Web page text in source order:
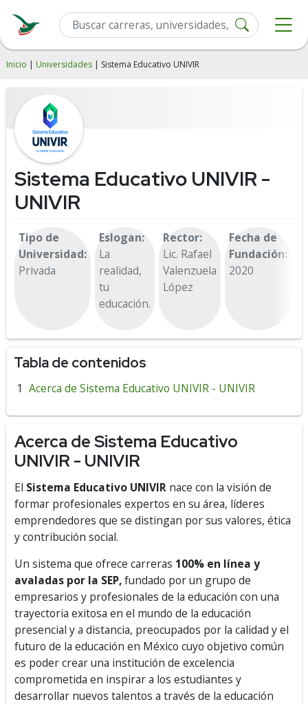
Inicio | Universidades | Sistema Educativo UNIVIR
Sistema Educativo UNIVIR -
UNIVIR
Tipo de
Universidad:
Privada
Eslogan:
La
realidad,
tu
educación.
Rector:
Lic. Rafael
Valenzuela
López
Fecha de
Fundación:
2020
Tabla de contenidos
Acerca de Sistema Educativo UNIVIR - UNIVIR
Acerca de Sistema Educativo
UNIVIR - UNIVIR
El Sistema Educativo UNIVIR nace con la visión de
formar profesionales expertos en su área, líderes
emprendedores que se distingan por sus valores, ética
y contribución social.
Un sistema que ofrece carreras 100% en línea y
avaladas por la SEP,fundado por un grupo de
empresarios y profesionales de la educación con una
trayectoria exitosa en el mundo de la educación
presencial y a distancia, preocupados por la calidad y el
futuro de la educación en México cuyo objetivo común
es poder crear una institución de excelencia
comprometida en inspirar a los estudiantes y
desarrollar nuevos talentos a través de la educación